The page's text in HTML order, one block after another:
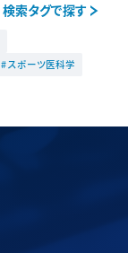
検索タグで探す
# スポーツ医科学